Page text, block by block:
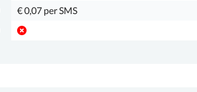
€ 0,07 per SMS